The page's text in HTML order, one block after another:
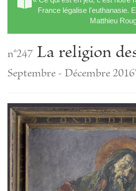
France légalise l'euthanasie.
Matthieu
n°247 La religion
Septembre - Décembre